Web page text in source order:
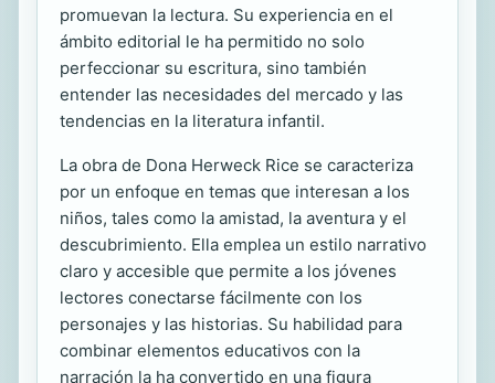
promuevan la lectura. Su experiencia en el
ámbito editorial le ha permitido no solo
perfeccionar su escritura, sino también
entender las necesidades del mercado y las
tendencias en la literatura infantil.
La obra de Dona Herweck Rice se caracteriza
por un enfoque en temas que interesan a los
niños, tales como la amistad, la aventura y el
descubrimiento. Ella emplea un estilo narrativo
claro y accesible que permite a los jóvenes
lectores conectarse fácilmente con los
personajes y las historias. Su habilidad para
combinar elementos educativos con la
narración la ha convertido en una figura